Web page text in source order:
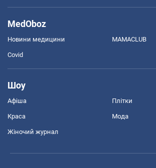
MedOboz
Новини медицини MAMACLUB
Covid
Шоу
Афіша Плітки
Краса Мода
Жіночий журнал